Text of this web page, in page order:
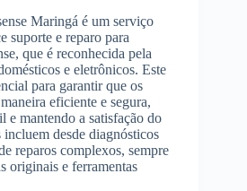
Maringá é um serviço
suporte e reparo para
que é reconhecida pela
e eletrônicos. Este
para garantir que os
eficiente e segura,
e mantendo a satisfação do
desde diagnósticos
reparos complexos, sempre
originais e ferramentas